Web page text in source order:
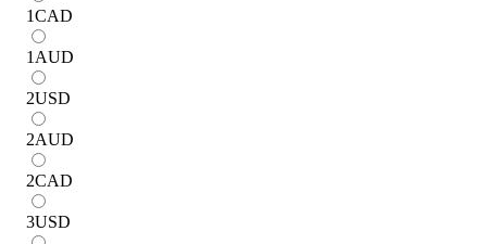
1CAD
1 AUD
2USD
2AUD
2CAD
3USD